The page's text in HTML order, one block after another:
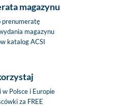
magazynu
prenumeratę
magazynu
katalog ACSI
w Polsce i Europie
za FREE